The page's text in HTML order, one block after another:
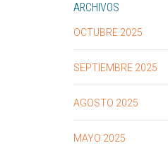
ARCHIVOS
OCTUBRE 2025
SEPTIEMBRE 2025
AGOSTO 2025
MAYO 2025